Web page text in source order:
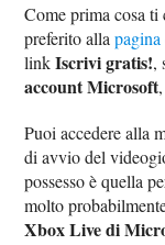
Come prima cosa
preferito alla
linkIscrivi gratis!,
account Microsoft
Puoi accedere alla
di avvio del
possesso è quella
molto
Xbox Live di